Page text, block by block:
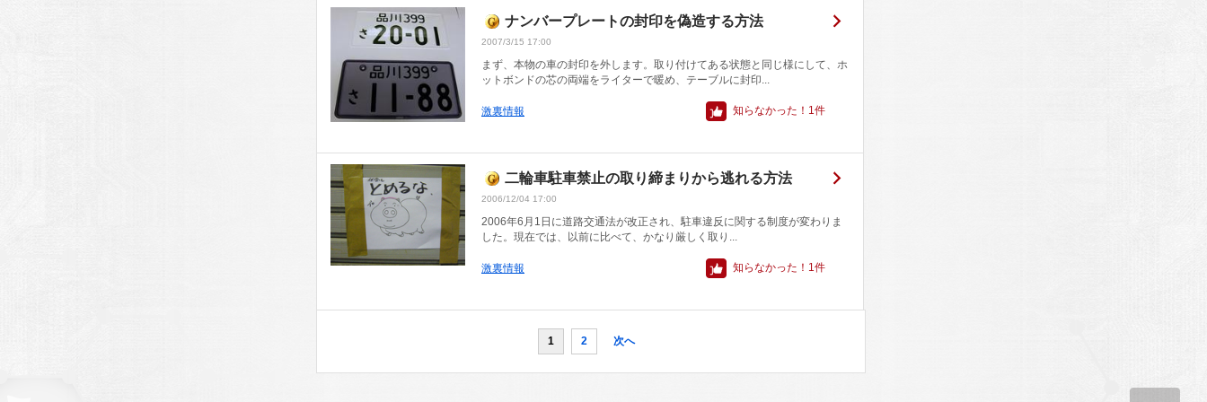
ナンバープレートの封印を偽造する方法
2007/3/15 17:00
まず、本物の車の封印を外します。取り付けてある状態と同じ様にして、ホ
ットボンドの芯の両端をライターで暖め、テーブルに封印...
激裏情報 知らなかった！ 1件
二輪車駐車禁止の取り締まりから逃れる方法
2006/12/04 17:00
2006年6月1日に道路交通法が改正され、駐車違反に関する制度が変わりま
した。現在では、以前に比べて、かなり厳しく取り...
激裏情報 知らなかった！ 1件
1 2 次へ